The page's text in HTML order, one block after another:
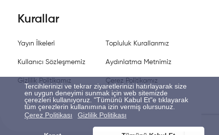
Tercihlerinizi ve tekrar ziyaretlerinizi hatırlayarak size
en uygun deneyimi sunmak için web sitemizde
çerezleri kullanıyoruz. "Tümünü Kabul Et"e tıklayarak
tüm çerezlerin kullanımına izin vermiş olursunuz.
Çerez Politikası
Gizlilik Politikası
Kurallar
Yayın İlkeleri Topluluk Kurallarımız
Kullanıcı Sözleşmemiz Aydınlatma Metnimiz
Gizlilik Politikamız Çerez Politikamız